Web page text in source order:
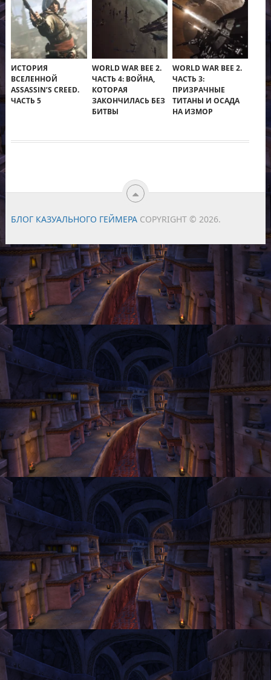
ИСТОРИЯ
ВСЕЛЕННОЙ
ASSASSIN’S CREED.
ЧАСТЬ 5
WORLD WAR BEE 2.
ЧАСТЬ 4: ВОЙНА,
КОТОРАЯ
ЗАКОНЧИЛАСЬ БЕЗ
БИТВЫ
WORLD WAR BEE 2.
ЧАСТЬ 3:
ПРИЗРАЧНЫЕ
ТИТАНЫ И ОСАДА
НА ИЗМОР
БЛОГ КАЗУАЛЬНОГО ГЕЙМЕРА COPYRIGHT © 2026.